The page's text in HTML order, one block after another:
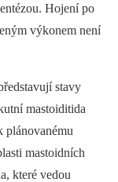
Hojení po
výkonem není
stavy
mastoiditida
mastoidních
které vedou